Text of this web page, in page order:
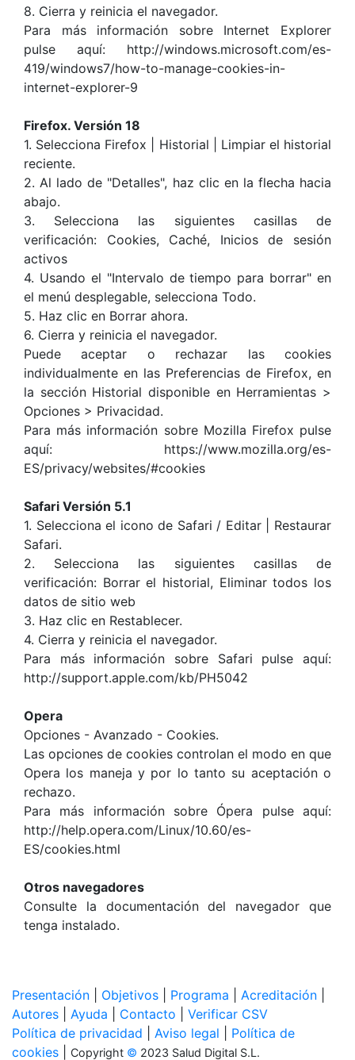
8. Cierra y reinicia el navegador.
Para más información sobre Internet Explorer
pulse aquí: http://windows.microsoft.com/es-
419/windows7/how-to-manage-cookies-in-
internet-explorer-9
Firefox. Versión 18
1. Selecciona Firefox | Historial | Limpiar el historial
reciente.
2. Al lado de "Detalles", haz clic en la flecha hacia
abajo.
3. Selecciona las siguientes casillas de
verificación: Cookies, Caché, Inicios de sesión
activos
4. Usando el "Intervalo de tiempo para borrar" en
el menú desplegable, selecciona Todo.
5. Haz clic en Borrar ahora.
6. Cierra y reinicia el navegador.
Puede aceptar o rechazar las cookies
individualmente en las Preferencias de Firefox, en
la sección Historial disponible en Herramientas >
Opciones > Privacidad.
Para más información sobre Mozilla Firefox pulse
aquí: https://www.mozilla.org/es-
ES/privacy/websites/#cookies
Safari Versión 5.1
1. Selecciona el icono de Safari / Editar | Restaurar
Safari.
2. Selecciona las siguientes casillas de
verificación: Borrar el historial, Eliminar todos los
datos de sitio web
3. Haz clic en Restablecer.
4. Cierra y reinicia el navegador.
Para más información sobre Safari pulse aquí:
http://support.apple.com/kb/PH5042
Opera
Opciones - Avanzado - Cookies.
Las opciones de cookies controlan el modo en que
Opera los maneja y por lo tanto su aceptación o
rechazo.
Para más información sobre Ópera pulse aquí:
http://help.opera.com/Linux/10.60/es-
ES/cookies.html
Otros navegadores
Consulte la documentación del navegador que
tenga instalado.
Presentación Objetivos Programa Acreditación
Autores
Ayuda Contacto
Verificar CSV
Política de privacidad
Aviso legal
Política de
cookies
Copyright © 2023 Salud Digital S.L.